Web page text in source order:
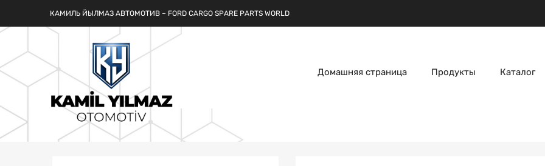
КАМИЛЬ ЙЫЛМАЗ АВТОМОТИВ – FORD CARGO SPARE PARTS WORLD
Домашняя страница Продукты Каталог